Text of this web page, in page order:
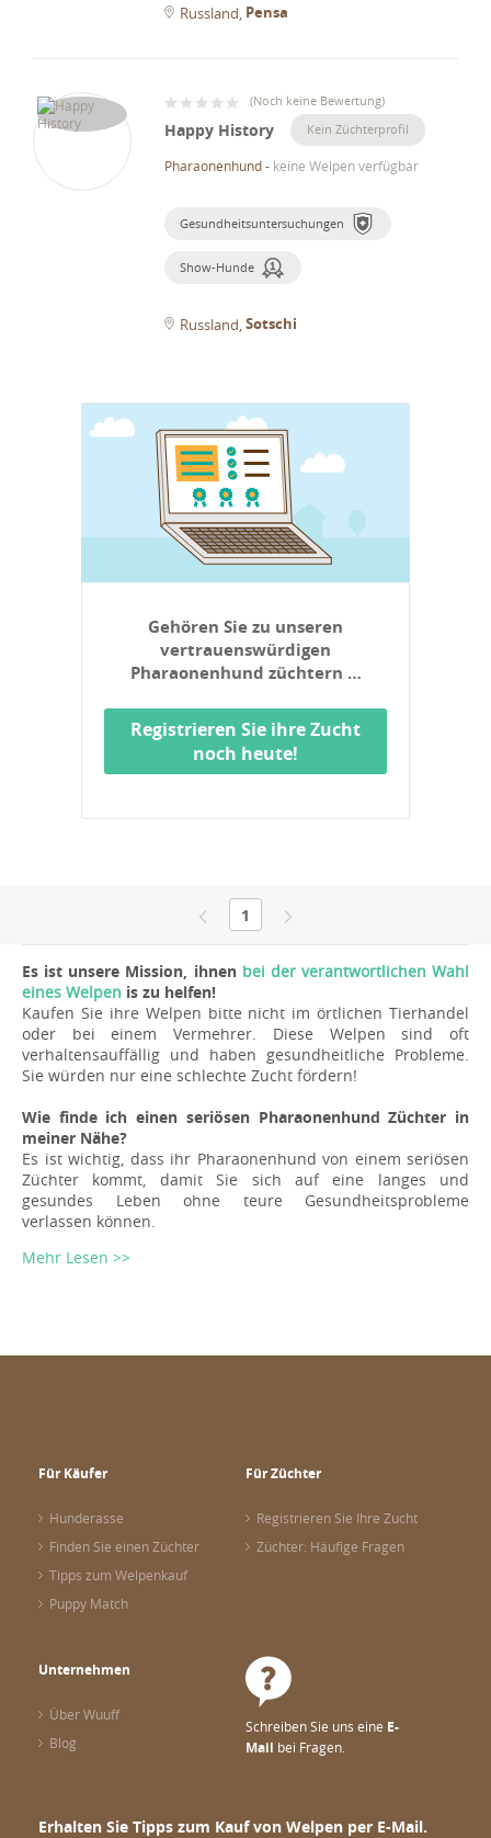
Russland Pensa
(Noch keine Bewertung)
Happy History Kein Züchterprofil
Pharaonenhund- keine Welpen verfügbar
Gesundheitsuntersuchungen
Show-Hunde
Russland Sotschi
Gehören Sie zu unseren
vertrauenswürdigen
Pharaonenhund züchtern …
Registrieren Sie ihre Zucht
noch heute!
1
Es ist unsere Mission, ihnen bei der verantwortlichen Wahl
eines Welpen is zu helfen!
Kaufen Sie ihre Welpen bitte nicht im örtlichen Tierhandel
oder bei einem Vermehrer. Diese Welpen sind oft
verhaltensauffällig und haben gesundheitliche Probleme.
Sie würden nur eine schlechte Zucht fördern!
Wie finde ich einen seriösen Pharaonenhund Züchter in
meiner Nähe?
Es ist wichtig, dass ihr Pharaonenhund von einem seriösen
Züchter kommt, damit Sie sich auf eine langes und
gesundes Leben ohne teure Gesundheitsprobleme
verlassen können.
Mehr Lesen >>
Für Käufer
Hunderasse
Finden Sie einen Züchter
Tipps zum Welpenkauf
Puppy Match
Für Züchter
Registrieren Sie Ihre Zucht
Züchter: Häufige Fragen
Unternehmen
Über Wuuff
Blog
Schreiben Sie uns eine E-
Mail bei Fragen.
Erhalten Sie Tipps zum Kauf von Welpen per E-Mail.